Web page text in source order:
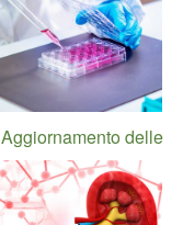
Aggiornamento delle